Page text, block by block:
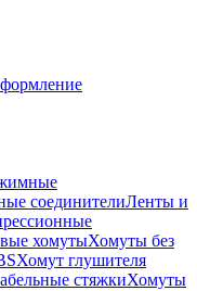
соединителиЛенты и
хомутыХомуты без
Хомут глушителя
стяжкиХомуты